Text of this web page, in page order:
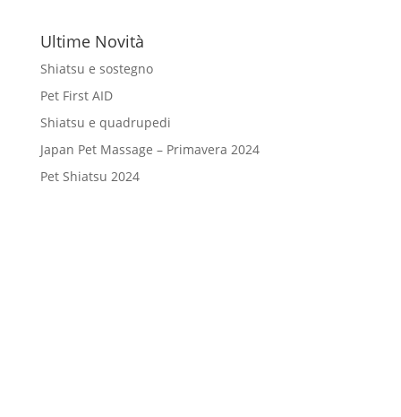
Ultime Novità
Shiatsu e sostegno
Pet First AID
Shiatsu e quadrupedi
Japan Pet Massage – Primavera 2024
Pet Shiatsu 2024